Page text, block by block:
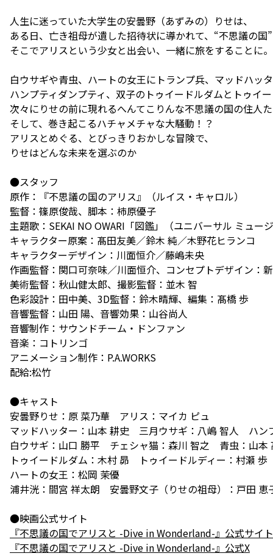
人生に迷っていた大学生の安曇野（あずみの）りせは、
ある日、亡き祖母が遺した招待状に導かれて、“不思議の国
そこでアリスという少女と出会い、一緒に旅をすることに。
白ウサギや青虫、ハートの女王にトランプ兵、マッドハッ
ハンプティダンプティ、双子のトゥイードルダムとトゥ
次々にりせの前に現れるへんてこりんな不思議の国の住人
そして、巻き起こるハチャメチャな大騒動！？
アリスとめぐる、とびっきりおかしな冒険で、
りせはどんな未来を選ぶのか――
●スタッフ
原作：『不思議の国のアリス』（ルイス・キャロル）
監督：篠原俊哉、脚本：柿原優子
主題歌：SEKAI NO OWARI「図鑑」（ユニバーサル ミュー
キャラクター原案：髙田友美／鈴木 純／木野花ヒランコ
キャラクターデザイン：川面恒介／藤嶋未央
作画監督：関口可奈味／川面恒介、コンセプトデザイン：
美術監督：秋山健太郎、撮影監督：並木 智
色彩設計：田中美、3D監督：鈴木晴輝、編集：髙橋 歩
音響監督：山田 陽、音響効果：山谷尚人
音響制作：サウンドチーム・ドンファン
音楽：コトリンゴ
アニメーション制作：P.A.WORKS
配給:松竹
●キャスト
安曇野りせ：原 菜乃華 アリス：マイカ ピュ
マッドハッター：山本 耕史 三月ウサギ：八嶋 智人 ハン
白ウサギ：山口 勝平 チェシャ猫：森川 智之 青虫：山本
トゥイードルダム：木村 昴 トゥイードルディー：村瀬
ハートの女王：松岡 茉優
浦井洸：間宮 祥太朗 安曇野文子（りせの祖母）：戸田 恵
『不思議の国でアリスと -Dive in Wonderland-』公式サイト
『不思議の国でアリスと -Dive in Wonderland-』公式X